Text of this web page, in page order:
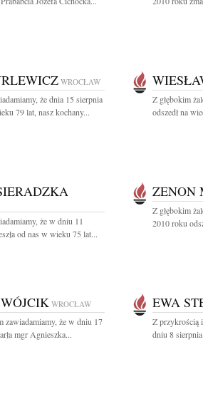
WROCŁAW
że dnia 15 sierpnia
79 lat, nasz kochany...
Z głębokim
odszedł na
że w dniu 11
od nas w wieku 75 lat...
ZENON
Z głębokim
2010 roku
WROCŁAW
zawiadamiamy, że w dniu 17
mgr Agnieszka...
EWA
Z przykrością
dniu 8